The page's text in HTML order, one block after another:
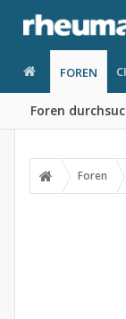
FOREN
Foren
Foren